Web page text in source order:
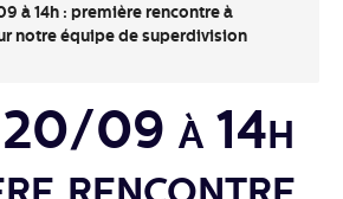
à 14h : première rencontre à
notre équipe de superdivision
20/09 à 14h